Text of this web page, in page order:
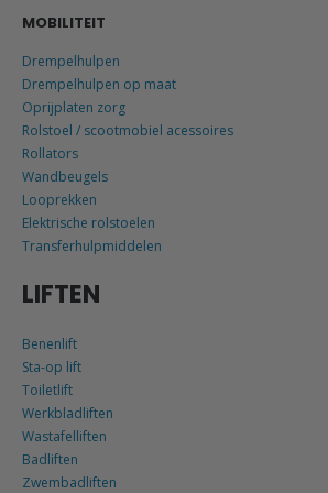
MOBILITEIT
Drempelhulpen
Drempelhulpen op maat
Oprijplaten zorg
Rolstoel / scootmobiel acessoires
Rollators
Wandbeugels
Looprekken
Elektrische rolstoelen
Transferhulpmiddelen
LIFTEN
Benenlift
Sta-op lift
Toiletlift
Werkbladliften
Wastafelliften
Badliften
Zwembadliften